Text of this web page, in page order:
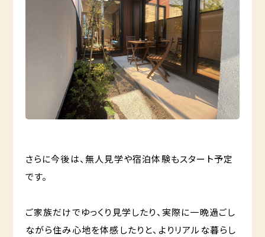
さらに今後は、無人見学や宿泊体験もスタート予定
です。
ご家族だけでゆっくり見学したり、実際に一晩過ごし
ながら住み心地を体感したりと、よりリアルな暮らし